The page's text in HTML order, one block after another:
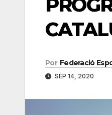
Por Federació
SEP 14, 2020